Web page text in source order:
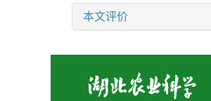
本文评价